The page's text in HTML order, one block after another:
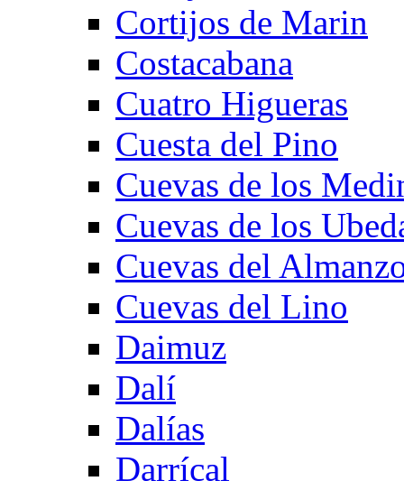
Cortijos de Marin
Costacabana
Cuatro Higueras
Cuesta del Pino
Cuevas de los
Cuevas de los
Cuevas del
Cuevas del Lino
Daimuz
Dalí
Dalías
Darrícal